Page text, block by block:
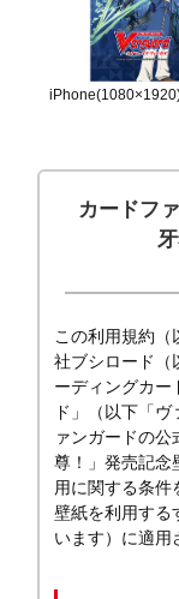
カードフ
この利用規約
社ブシロード（
ーディングカー
ド」（以下「
ァンガードの
尊！」発売記念
用に関する条件
壁紙を利用する
います）に適用